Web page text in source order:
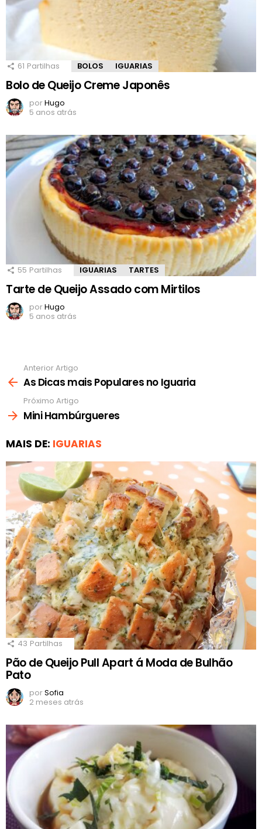
61 Partilhas BOLOS IGUARIAS
Bolo de Queijo Creme Japonês
porHugo
5 anos atrás
55 Partilhas IGUARIAS TARTES
Tarte de Queijo Assado com Mirtilos
porHugo
5 anos atrás
mais
Anterior Artigo
As Dicas mais Populares no Iguaria
Próximo Artigo
Mini Hambúrgueres
MAIS DE: IGUARIAS
43 Partilhas
Pão de Queijo Pull Apart á Moda de Bulhão
Pato
porSofia
2 meses atrás